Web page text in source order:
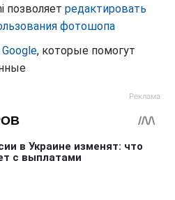
позволяет редактировать
фотошопа
, которые помогут